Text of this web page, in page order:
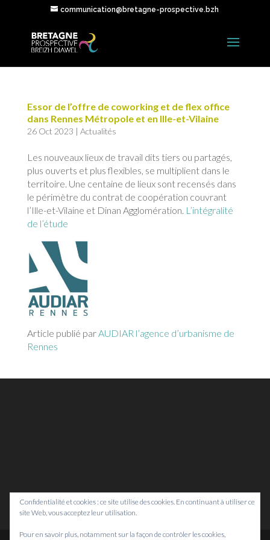
communication@bretagne-prospective.bzh
Essor de l’offre de coworking et de flex office
dans Rennes Métropole et en Ille-et-Vilaine
26 Oct 2023 | Actualités
Les nouveaux lieux de travail dits tiers ou partagés,
plus ouverts et plus flexibles, se multiplient dans le
territoire. Une centaine de lieux sont recensés dans
le périmètre du contrat de coopération couvrant
l’Ille-et-Vilaine et Dinan Agglomération. L’intégralité
de l’étude
Article publié parAUDIAR l’agence d’urbanisme de
Rennes
Confidentialité et cookies : ce site utilise des cookies. En continuant à utiliser ce
site Web, vous acceptez leur utilisation.
Pour en savoir plus, notamment sur la façon de contrôler les cookies,